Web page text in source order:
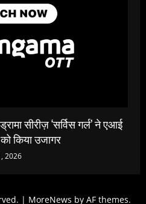
सीरीज़ ‘सर्विस गर्ल’ ने एआई
किया उजागर
2026
| MoreNews by AF themes.